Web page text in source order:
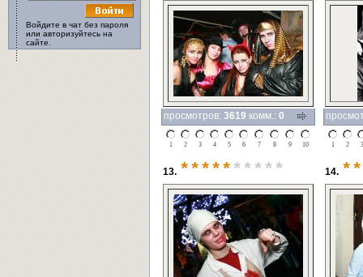
Войдите в чат без пароля
или авторизуйтесь на
сайте.
просмотров: 3619 комм.: 0
1 2 3 4 5 6 7 8 9 10 1 2 3
13. ***** ***** 14.